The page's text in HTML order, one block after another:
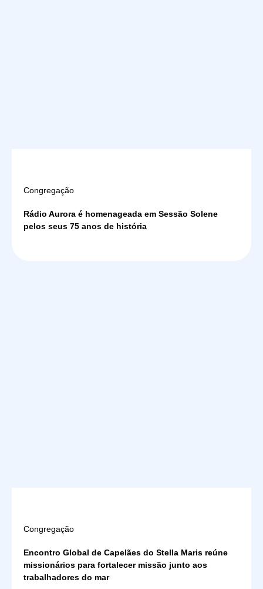
Congregação
Rádio Aurora é homenageada em Sessão Solene
pelos seus 75 anos de história
Congregação
Encontro Global de Capelães do Stella Maris reúne
missionários para fortalecer missão junto aos
trabalhadores do mar